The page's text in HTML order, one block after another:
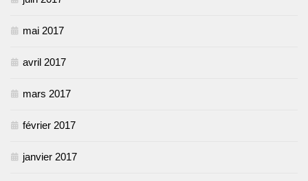
mai 2017
avril 2017
mars 2017
février 2017
janvier 2017